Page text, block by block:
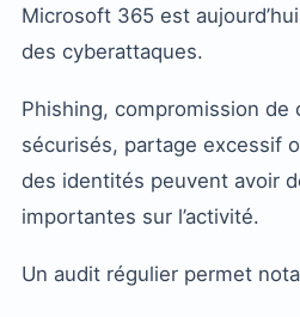
Microsoft 365 est
des cyberattaques.
Phishing, compromission de
sécurisés, partage excessif
des identités peuvent avoir
importantes sur l’activité.
Un audit régulier permet